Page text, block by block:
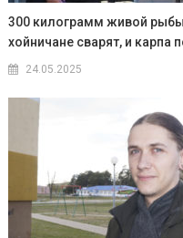
300 килограмм живой
хойничане сварят, и карпа
24.05.2025